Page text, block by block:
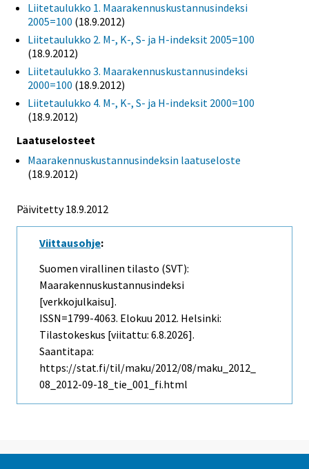
Liitetaulukko 1. Maarakennuskustannusindeksi
2005=100 (18.9.2012)
Liitetaulukko 2. M-, K-, S- ja H-indeksit 2005=100
(18.9.2012)
Liitetaulukko 3. Maarakennuskustannusindeksi
2000=100 (18.9.2012)
Liitetaulukko 4. M-, K-, S- ja H-indeksit 2000=100
(18.9.2012)
Laatuselosteet
Maarakennuskustannusindeksin laatuseloste
(18.9.2012)
Päivitetty 18.9.2012
Viittausohje:
Suomen virallinen tilasto (SVT):
Maarakennuskustannusindeksi
[verkkojulkaisu].
ISSN=1799-4063. Elokuu 2012. Helsinki:
Tilastokeskus [viitattu: 6.8.2026].
Saantitapa:
https://stat.fi/til/maku/2012/08/maku_2012_
08_2012-09-18_tie_001_fi.html